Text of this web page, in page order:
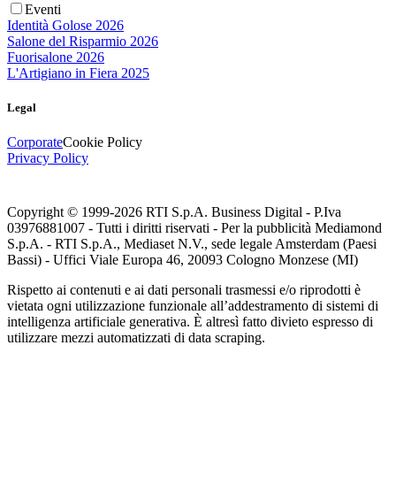
Eventi
Identità Golose 2026
Salone del Risparmio 2026
Fuorisalone 2026
L'Artigiano in Fiera 2025
Legal
CorporateCookie Policy
Privacy Policy
Copyright © 1999-2026 RTI S.p.A. Business Digital - P.Iva
03976881007 - Tutti i diritti riservati - Per la pubblicità Mediamond
S.p.A. - RTI S.p.A., Mediaset N.V., sede legale Amsterdam (Paesi
Bassi) - Uffici Viale Europa 46, 20093 Cologno Monzese (MI)
Rispetto ai contenuti e ai dati personali trasmessi e/o riprodotti è
vietata ogni utilizzazione funzionale all’addestramento di sistemi di
intelligenza artificiale generativa. È altresì fatto divieto espresso di
utilizzare mezzi automatizzati di data scraping.